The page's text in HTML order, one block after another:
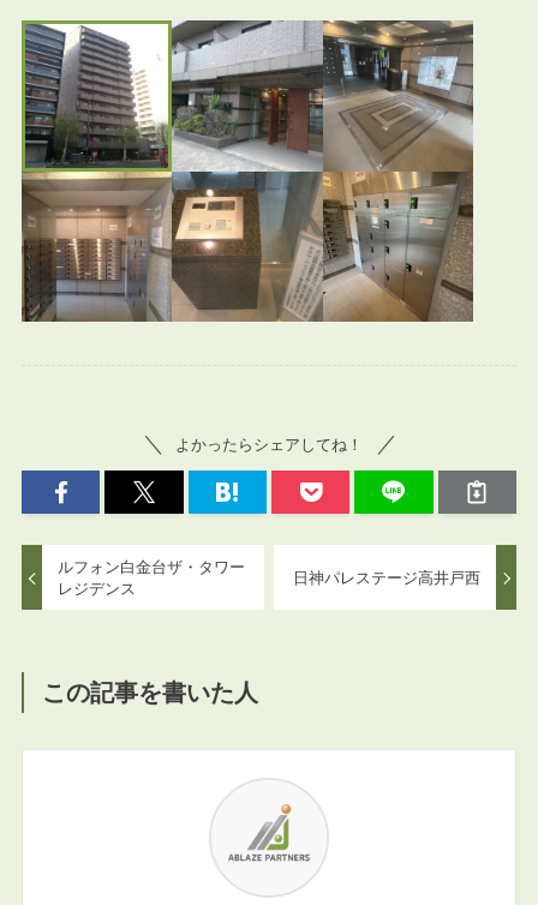
よかったらシェアしてね！
ルフォン白金台ザ・タワー
レジデンス
日神パレステージ高井戸西
この記事を書いた人